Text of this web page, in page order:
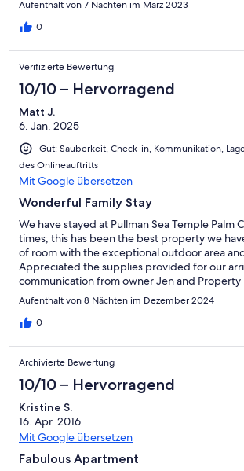
Aufenthalt von 7 Nächten im März 2023
0
Verifizierte Bewertung
10/10 – Hervorragend
Matt J.
6. Jan. 2025
Gut: Sauberkeit, Check-in, Kommunikation,
des Onlineauftritts
Mit Google übersetzen
Wonderful Family Stay
We have stayed at Pullman Sea Temple Palm
times; this has been the best property we
of room with the exceptional outdoor area
Appreciated the supplies provided for our
communication from owner Jen and Property
throughout.
Aufenthalt von 8 Nächten im Dezember 2024
0
Archivierte Bewertung
10/10 – Hervorragend
Kristine S.
16. Apr. 2016
Mit Google übersetzen
Fabulous Apartment